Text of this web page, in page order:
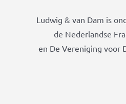
Ludwig & van Dam is
de Nederlandse
en De Vereniging voor